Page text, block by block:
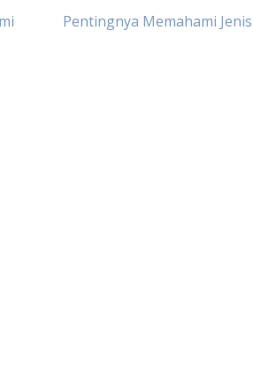
Pentingnya Memahami